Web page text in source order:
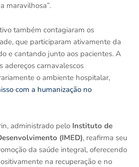
maravilhosa”.
também contagiaram os
que participaram ativamente da
e cantando junto aos pacientes. A
adereços carnavalescos
o ambiente hospitalar,
com a humanização no
administrado pelo Instituto de
(IMED), reafirma seu
da saúde integral, oferecendo
na recuperação e no